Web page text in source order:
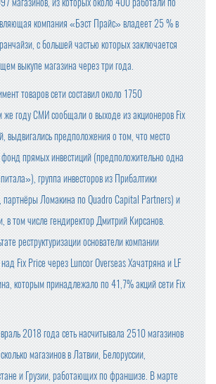
компания «Бэст Прайс» владеет 25 % в
с большей частью которых заключается
выкупе магазина через три года.
товаров сети составил около 1750
же году СМИ сообщали о выходе из акционеров Fix
выдвигались предположения о том, что место
фонд прямых инвестиций (предположительно одна
группа инвесторов из Прибалтики
партнёры Ломакина по Quadro Capital Partners) и
в том числе гендиректор Дмитрий Кирсанов.
реструктуризации основатели компании
Fix Price через Luncor Overseas Хачатряна и LF
которым принадлежало по 41,7% акций сети Fix
2018 года сеть насчитывала 2510 магазинов
магазинов в Латвии, Белоруссии,
и Грузии, работающих по франшизе. В марте